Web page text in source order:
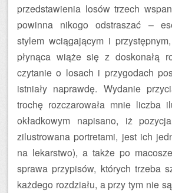
przedstawienia losów trzech
powinna nikogo odstraszać –
stylem wciągającym i
płynąca wiąże się z doskonałą
czytanie o losach i przygodach
istniały naprawdę. Wydanie
trochę rozczarowała mnie liczba
okładkowym napisano, iż
zilustrowana portretami, jest ich
na lekarstwo), a także po
sprawa przypisów, których trzeba
każdego rozdziału, a przy tym nie